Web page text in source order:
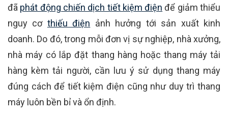
đã phát động chiến dịch tiết kiệm điện để giảm thiểu
nguy cơ thiếu điện ảnh hưởng tới sản xuất kinh
doanh. Do đó, trong mỗi đơn vị sự nghiệp, nhà xưởng,
nhà máy có lắp đặt thang hàng hoặc thang máy tải
hàng kèm tải người, cần lưu ý sử dụng thang máy
đúng cách để tiết kiệm điện cũng như duy trì thang
máy luôn bền bỉ và ổn định.